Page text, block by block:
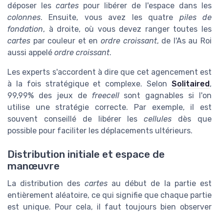
déposer les cartes pour libérer de l'espace dans les
colonnes. Ensuite, vous avez les quatre piles de
fondation, à droite, où vous devez ranger toutes les
cartes par couleur et en ordre croissant, de l'As au Roi
aussi appelé ordre croissant.
Les experts s'accordent à dire que cet agencement est
à la fois stratégique et complexe. Selon Solitaired,
99,99% des jeux de freecellsont gagnables si l'on
utilise une stratégie correcte. Par exemple, il est
souvent conseillé de libérer lescellules dès que
possible pour faciliter les déplacements ultérieurs.
Distribution initiale et espace de
manœuvre
La distribution des cartesau début de la partie est
entièrement aléatoire, ce qui signifie que chaque partie
est unique. Pour cela, il faut toujours bien observer